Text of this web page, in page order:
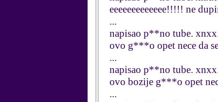
eeeeeeeeeeeee!!!!! ne
...
napisao p**no tube.
ovo g***o opet nece da
...
napisao p**no tube.
ovo bozije g***o opet
...